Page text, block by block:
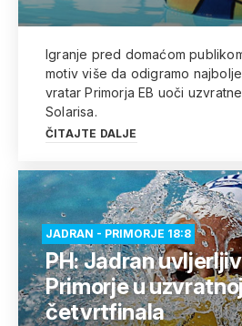
Igranje pred domaćom
motiv više da odigramo
vratar Primorja EB uoči
Solarisa.
ČITAJTE DALJE
JADRAN - PRIMORJE 18:8
PH: Jadran
Primorje u
četvrtfinala